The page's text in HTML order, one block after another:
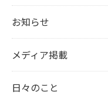
お知らせ
メディア掲載
日々のこと